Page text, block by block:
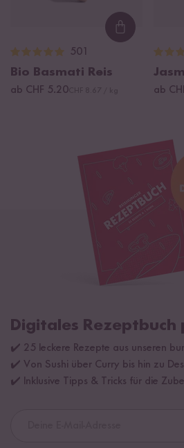
Loading...
501
Bio Basmati Reis
ab CHF 5.20 ab
Digitales Rezeptbuch
✔️ 25 leckere Rezepte aus unseren
✔️ Von Sushi über Curry bis hin zu
✔️ Inklusive Tipps & Tricks für die